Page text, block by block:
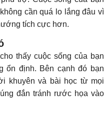
cần quá lo lắng đâu vì
tích cực hơn.
thấy cuộc sống của bạn
ổn định. Bên cạnh đó bạn
khuyên và bài học từ mọi
đắn tránh rước họa vào